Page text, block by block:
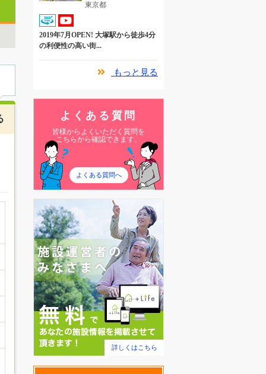
東京都
2019年7月OPEN! 大塚駅から徒歩4分
の利便性の高い街...
もっと見る
よくある質問
皆様からよくいただく質問を
こちらから確認できます。
よくある質問へ
詳しくはこちら